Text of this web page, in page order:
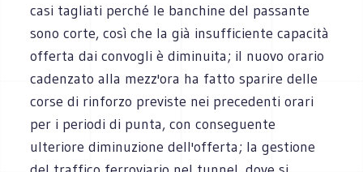
casi tagliati perché le banchine del passante
sono corte, così che la già insufficiente capacità
offerta dai convogli è diminuita; il nuovo orario
cadenzato alla mezz'ora ha fatto sparire delle
corse di rinforzo previste nei precedenti orari
per i periodi di punta, con conseguente
ulteriore diminuzione dell'offerta; la gestione